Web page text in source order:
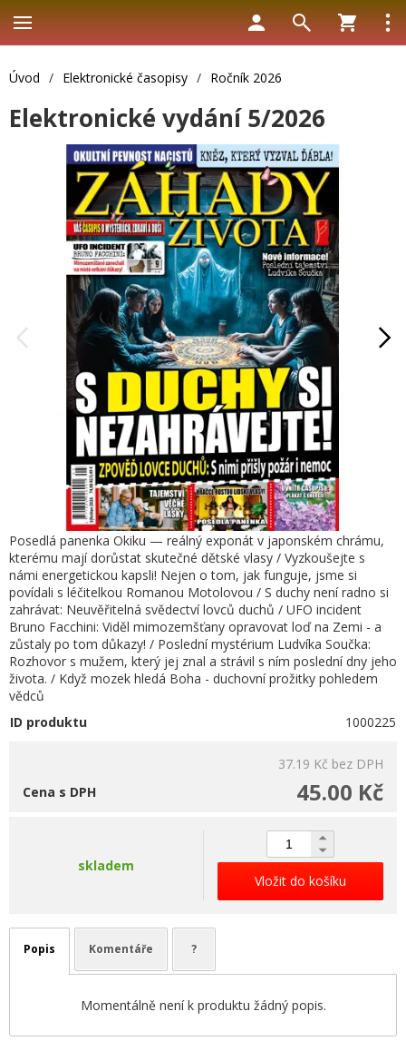
Úvod / Elektronické časopisy / Ročník 2026
Elektronické vydání 5/2026
Posedlá panenka Okiku — reálný exponát v japonském chrámu,
kterému mají dorůstat skutečné dětské vlasy / Vyzkoušejte s
námi energetickou kapsli! Nejen o tom, jak funguje, jsme si
povídali s léčitelkou Romanou Motolovou / S duchy není radno si
zahrávat: Neuvěřitelná svědectví lovců duchů / UFO incident
Bruno Facchini: Viděl mimozemšťany opravovat loď na Zemi - a
zůstaly po tom důkazy! / Poslední mystérium Ludvíka Součka:
Rozhovor s mužem, který jej znal a strávil s ním poslední dny jeho
života. / Když mozek hledá Boha - duchovní prožitky pohledem
vědců
ID produktu
1000225
37.19 Kč bez DPH
45.00 Kč
Cena s DPH
skladem
Vložit do košíku
Popis Komentáře ?
Momentálně není k produktu žádný popis.